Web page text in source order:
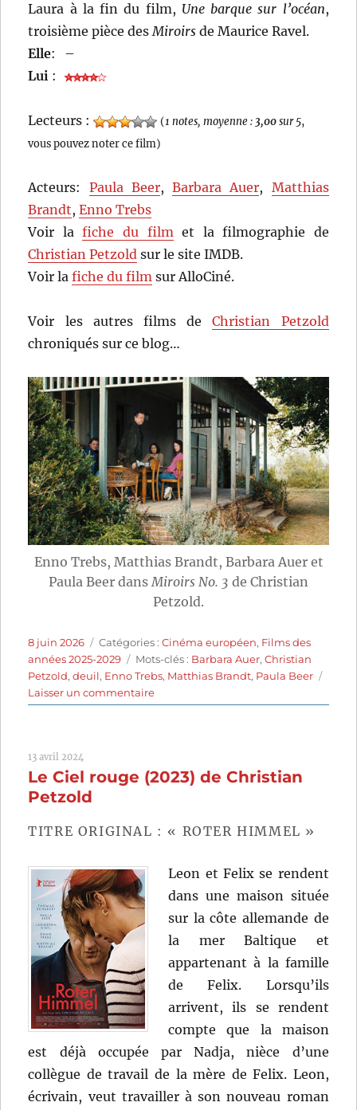
Laura à la fin du film, Une barque sur l’océan,
troisième pièce desMiroirsde Maurice Ravel.
Elle:
–
Lui :
Lecteurs : (1 notes, moyenne : 3,00sur 5,
vous pouvez noter ce film)
Acteurs: Paula Beer,Barbara Auer, Matthias
Brandt,Enno Trebs
Voir lafiche du filmet la filmographie de
Christian Petzold sur le site IMDB.
Voir lafiche du film sur AlloCiné.
Voir les autres films deChristian Petzold
chroniqués sur ce blog…
Enno Trebs, Matthias Brandt, Barbara Auer et
Paula Beer dans Miroirs No. 3 de Christian
Petzold.
Publié
le
8 juin 2026 Catégories
Catégories :Cinéma européen, Films des
années 2025-2029
Étiquettes
Mots-clés : Barbara Auer,Christian
Petzold,deuil, Enno Trebs, Matthias Brandt, Paula Beer
Laisser un commentairesur
Miroirs
de
13 avril 2024
Le Ciel rouge (2023) de Christian
Petzold
TITRE ORIGINAL : « ROTER HIMMEL »
Leon et Felix se rendent
dans une maison située
sur la côte allemande de
la mer Baltique et
appartenant à la famille
de Felix. Lorsqu’ils
arrivent, ils se rendent
compte que la maison
est déjà occupée par Nadja, nièce d’une
collègue de travail de la mère de Felix. Leon,
écrivain, veut travailler à son nouveau roman